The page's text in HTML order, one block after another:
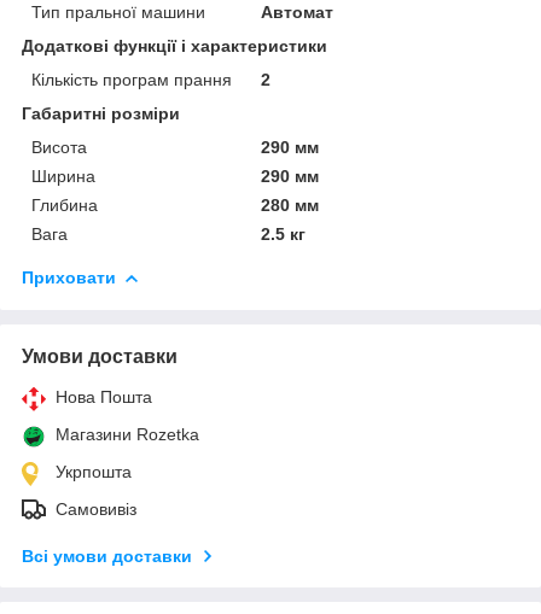
Тип пральної машини
Автомат
Додаткові функції і характеристики
Кількість програм прання
2
Габаритні розміри
Висота
290 мм
Ширина
290 мм
Глибина
280 мм
Вага
2.5 кг
Приховати
Умови доставки
Нова Пошта
Магазини Rozetka
Укрпошта
Самовивіз
Всі умови доставки